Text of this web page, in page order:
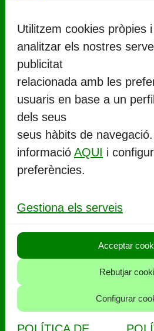
Utilitzem cookies pròpies
analitzar els nostres
publicitat
relacionada amb les
usuaris en base a un
dels seus
seus hàbits de
informació AQUI i
preferències.
Gestiona els serveis
Acceptar
Rebutjar
Configurar
Ajuntament de Llorenç
Rambla Marinada, 27 (
977 67 71 06